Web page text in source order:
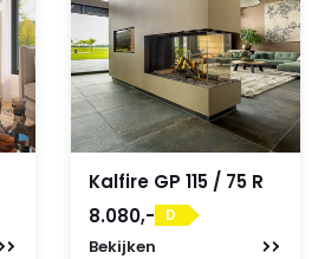
Kalfire GP 115 / 75 R
8.080,-
D
Bekijken